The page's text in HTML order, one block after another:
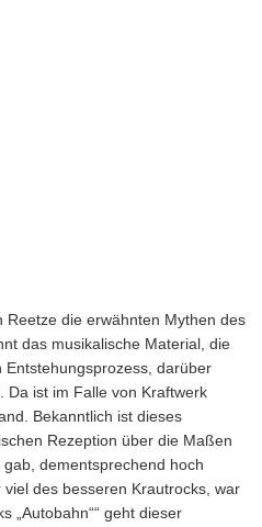
die erwähnten Mythen des
das musikalische Material, die
darüber
Da ist im Falle von Kraftwerk
Bekanntlich ist dieses
Rezeption über die Maßen
dementsprechend hoch
des besseren Krautrocks, war
„Autobahn““ geht dieser